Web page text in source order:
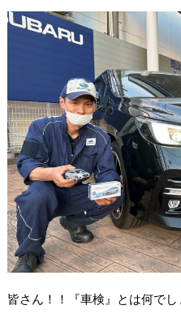
皆さん！！『車検』とは何でし